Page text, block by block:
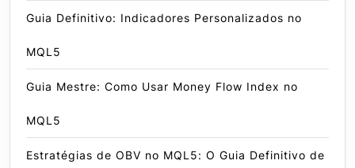
Guia Definitivo: Indicadores Personalizados no
MQL5
Guia Mestre: Como Usar Money Flow Index no
MQL5
Estratégias de OBV no MQL5: O Guia Definitivo de